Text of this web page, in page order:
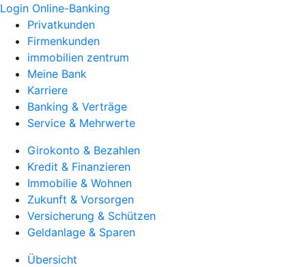
Login Online-Banking
Privatkunden
Firmenkunden
immobilien zentrum
Meine Bank
Karriere
Banking & Verträge
Service & Mehrwerte
Girokonto & Bezahlen
Kredit & Finanzieren
Immobilie & Wohnen
Zukunft & Vorsorgen
Versicherung & Schützen
Geldanlage & Sparen
Übersicht